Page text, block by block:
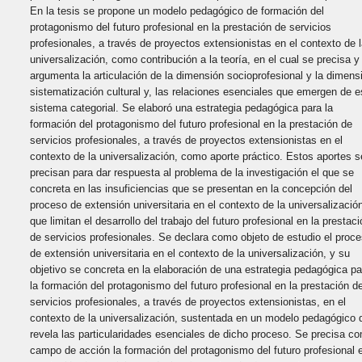
En la tesis se propone un modelo pedagógico de formación del
protagonismo del futuro profesional en la prestación de servicios
profesionales, a través de proyectos extensionistas en el contexto de
universalización, como contribución a la teoría, en el cual se precisa y
argumenta la articulación de la dimensión socioprofesional y la
sistematización cultural y, las relaciones esenciales que emergen de
sistema categorial. Se elaboró una estrategia pedagógica para la
formación del protagonismo del futuro profesional en la prestación de
servicios profesionales, a través de proyectos extensionistas en el
contexto de la universalización, como aporte práctico. Estos aportes
precisan para dar respuesta al problema de la investigación el que se
concreta en las insuficiencias que se presentan en la concepción del
proceso de extensión universitaria en el contexto de la
que limitan el desarrollo del trabajo del futuro profesional en la
de servicios profesionales. Se declara como objeto de estudio el
de extensión universitaria en el contexto de la universalización, y su
objetivo se concreta en la elaboración de una estrategia pedagógica
la formación del protagonismo del futuro profesional en la prestación
servicios profesionales, a través de proyectos extensionistas, en el
contexto de la universalización, sustentada en un modelo pedagógico
revela las particularidades esenciales de dicho proceso. Se precisa
campo de acción la formación del protagonismo del futuro profesional